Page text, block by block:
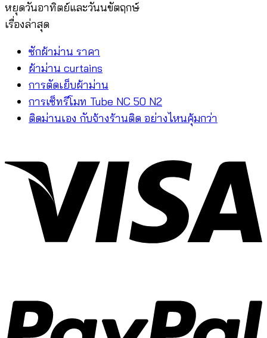
หยุดวันอาทิตย์และวันนขัตฤกษ์
เรื่องล่าสุด
ซักผ้าม่าน ราคา
ผ้าม่าน curtains
การตัดเย็บผ้าม่าน
การเซ็ทรีโมท Tube NC 50 N2
ติดม่านเอง กับจ้างร้านติด อย่างไหนคุ้มกว่า